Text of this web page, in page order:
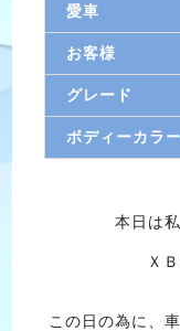
愛車
お客様
グレード
ボディーカラー
本日は
Ｘ
この日の為に、